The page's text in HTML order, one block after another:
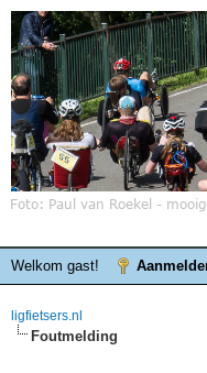
Welkom gast!
ligfietsers.nl
Foutmelding